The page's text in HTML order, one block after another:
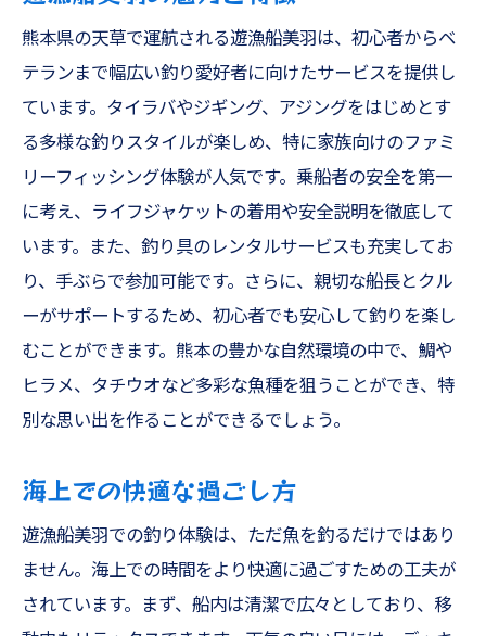
熊本県の天草で運航される遊漁船美羽は、初心者からベ
テランまで幅広い釣り愛好者に向けたサービスを提供し
ています。タイラバやジギング、アジングをはじめとす
る多様な釣りスタイルが楽しめ、特に家族向けのファミ
リーフィッシング体験が人気です。乗船者の安全を第一
に考え、ライフジャケットの着用や安全説明を徹底して
います。また、釣り具のレンタルサービスも充実してお
り、手ぶらで参加可能です。さらに、親切な船長とクル
ーがサポートするため、初心者でも安心して釣りを楽し
むことができます。熊本の豊かな自然環境の中で、鯛や
ヒラメ、タチウオなど多彩な魚種を狙うことができ、特
別な思い出を作ることができるでしょう。
海上での快適な過ごし方
遊漁船美羽での釣り体験は、ただ魚を釣るだけではあり
ません。海上での時間をより快適に過ごすための工夫が
されています。まず、船内は清潔で広々としており、移